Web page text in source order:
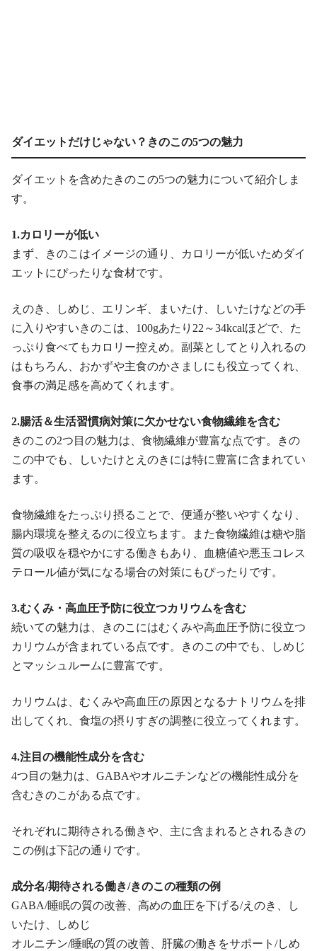
ダイエットだけじゃない？きのこの5つの魅力
ダイエットを含めたきのこの5つの魅力について紹介しま
す。
1.カロリーが低い
まず、きのこはイメージの通り、カロリーが低いためダイ
エットにぴったりな食材です。
えのき、しめじ、エリンギ、まいたけ、しいたけなどの手
に入りやすいきのこは、100gあたり22～34kcalほどで、た
っぷり食べてもカロリー控えめ。副菜としてとり入れるの
はもちろん、おかずや主食のかさましにも役立ってくれ、
食事の満足感を高めてくれます。
2.腸活＆生活習慣病対策に欠かせない食物繊維を含む
きのこの2つ目の魅力は、食物繊維が豊富な点です。きの
この中でも、しいたけとえのきには特に豊富に含まれてい
ます。
食物繊維をたっぷり摂ることで、便通が整いやすくなり、
腸内環境を整えるのに役立ちます。また食物繊維は糖や脂
質の吸収を穏やかにする働きもあり、血糖値や悪玉コレス
テロール値が気になる場合の対策にもぴったりです。
3.むくみ・高血圧予防に役立つカリウムを含む
続いての魅力は、きのこにはむくみや高血圧予防に役立つ
カリウムが含まれている点です。きのこの中でも、しめじ
とマッシュルームに豊富です。
カリウムは、むくみや高血圧の原因となるナトリウムを排
出してくれ、食塩の摂りすぎの調整に役立ってくれます。
4.注目の機能性成分を含む
4つ目の魅力は、GABAやオルニチンなどの機能性成分を
含むきのこがある点です。
それぞれに期待される働きや、主に含まれるとされるきの
この例は下記の通りです。
成分名/期待される働き/きのこの種類の例
GABA/睡眠の質の改善、高めの血圧を下げる/えのき、し
いたけ、しめじ
オルニチン/睡眠の質の改善、肝臓の働きをサポート/しめ